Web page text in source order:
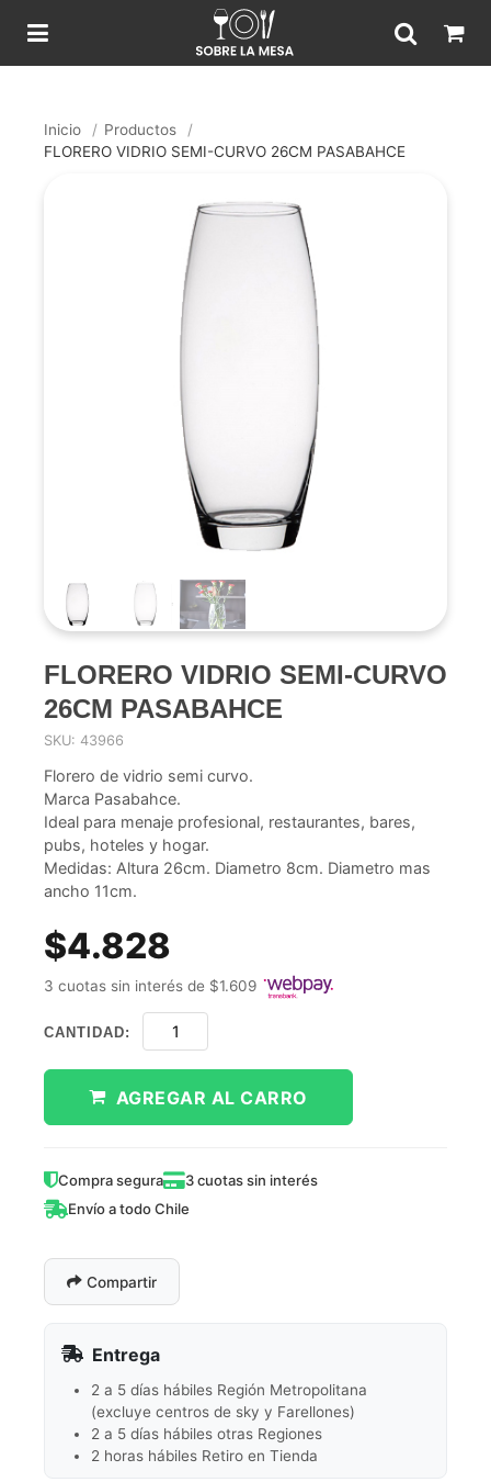
Inicio / Productos
/
FLORERO VIDRIO SEMI-CURVO 26CM PASABAHCE
FLORERO VIDRIO SEMI-CURVO
26CM PASABAHCE
SKU: 43966
Florero de vidrio semi curvo.
Marca Pasabahce.
Ideal para menaje profesional, restaurantes, bares,
pubs, hoteles y hogar.
Medidas: Altura 26cm. Diametro 8cm. Diametro mas
ancho 11cm.
$4.828
3 cuotas sin interés de $1.609
CANTIDAD:
AGREGAR AL CARRO
Compra segura
3 cuotas sin interés
Envío a todo Chile
Compartir
Entrega
2 a 5 días hábiles Región Metropolitana
(excluye centros de sky y Farellones)
2 a 5 días hábiles otras Regiones
2 horas hábiles Retiro en Tienda